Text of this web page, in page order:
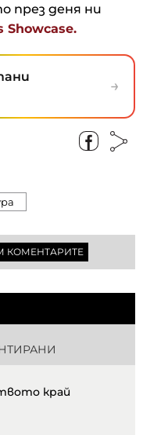
през деня ни
Showcase.
→
КОМЕНТАРИТЕ
край